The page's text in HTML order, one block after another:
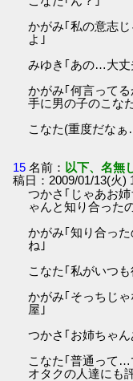
かがみ｢私の意志
よ｣
みゆき｢あの…大丈
かがみ｢何言って
手に男の子のこな
こなた(重度だな
15 名前： 以下、名無
稿日：2009/01/13(火)
つかさ｢じゃあお
ゃんと知り合った
かがみ｢知り合っ
ね｣
こなた｢私がいつも
かがみ｢そっちじ
屋｣
つかさ｢お姉ちゃ
こなた｢普通って…
オタクの人達にも